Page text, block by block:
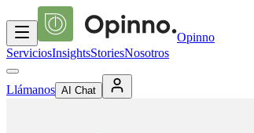
Opinno
ServiciosInsightsStoriesNosotros
Llámanos AI Chat